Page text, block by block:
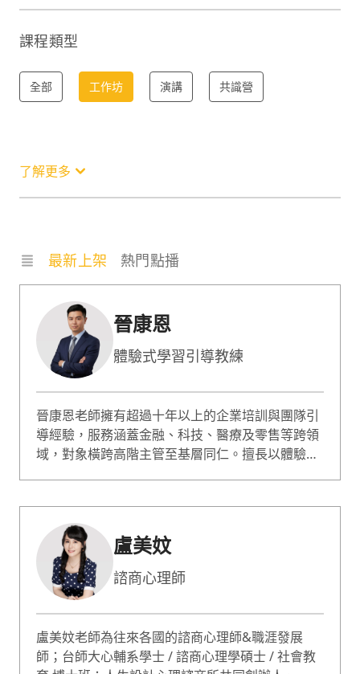
課程類型
全部 工作坊 演講 共識營
了解更多
最新上架 熱門點播
晉康恩
體驗式學習引導教練
晉康恩老師擁有超過十年以上的企業培訓與團隊引
導經驗，服務涵蓋金融、科技、醫療及零售等跨領
域，對象橫跨高階主管至基層同仁。擅長以體驗式
世代合作，協助企業建立共識並將培訓轉化為組織
改變的關鍵契機。
盧美妏
諮商心理師
盧美妏老師為往來各國的諮商心理師&職涯發展
師；台師大心輔系學士 / 諮商心理學碩士 / 社會教